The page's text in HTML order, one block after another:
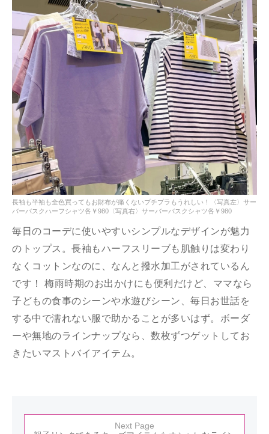
長袖も半袖も全色買ってもお財布が痛くないプチプラもうれしい！〈写真左〉サー
バーバスクハーフシャツ各￥980〈写真右〉サーバーバスクシャツ各￥980
毎日のコーデに使いやすいシンプルなデザインが魅力
のトップス。長袖もハーフスリーブも肌触りは変わり
なくコットンなのに、なんと撥水加工がされているん
です！ 梅雨時期のお出かけにも便利だけど、ママなら
子どもの食事のシーンや水遊びシーン、毎日お世話を
する中で濡れない服で助かることが多いはず。ボーダ
ーや無地のラインナップなら、数枚ずつゲットしてお
きたいマストバイアイテム。
Next Page